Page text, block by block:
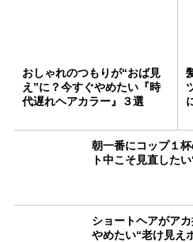
おしゃれのつもりが“おば見
え”に？今すぐやめたい『時
代遅れヘアカラー』３選
朝一番にコップ１
ト中こそ見直した
ショートヘアがア
やめたい“老け見え